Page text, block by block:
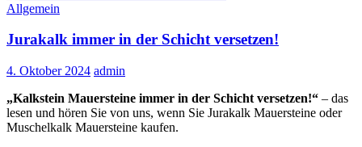
Allgemein
Jurakalk immer in der Schicht versetzen!
4. Oktober 2024 admin
„Kalkstein Mauersteine immer in der Schicht versetzen!“ – das
lesen und hören Sie von uns, wenn Sie Jurakalk Mauersteine oder
Muschelkalk Mauersteine kaufen.